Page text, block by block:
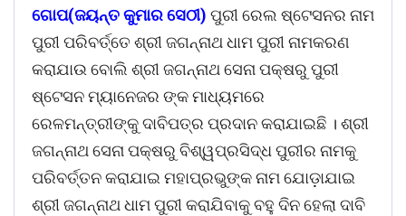
ଗୋପ(ଜୟନ୍ତ କୁମାର ସେଠୀ) ପୁରୀ ରେଲ ଷ୍ଟେସନର ନାମ
ପୁରୀ ପରିବର୍ତ୍ତେ ଶ୍ରୀ ଜଗନ୍ନାଥ ଧାମ ପୁରୀ ନାମକରଣ
କରାଯାଉ ବୋଲି ଶ୍ରୀ ଜଗନ୍ନାଥ ସେନା ପକ୍ଷରୁ ପୁରୀ
ଷ୍ଟେସନ ମ୍ୟାନେଜର ଙ୍କ ମାଧ୍ୟମରେ
ରେଳମନ୍ତ୍ରୀଙ୍କୁ ଦାବିପତ୍ର ପ୍ରଦାନ କରାଯାଇଛି । ଶ୍ରୀ
ଜଗନ୍ନାଥ ସେନା ପକ୍ଷରୁ ବିଶ୍ୱପ୍ରସିଦ୍ଧ ପୁରୀର ନାମକୁ
ପରିବର୍ତ୍ତନ କରାଯାଇ ମହାପ୍ରଭୁଙ୍କ ନାମ ଯୋଡ଼ାଯାଇ
ଶ୍ରୀ ଜଗନ୍ନାଥ ଧାମ ପୁରୀ କରାଯିବାକୁ ବହୁ ଦିନ ହେଲା ଦାବି